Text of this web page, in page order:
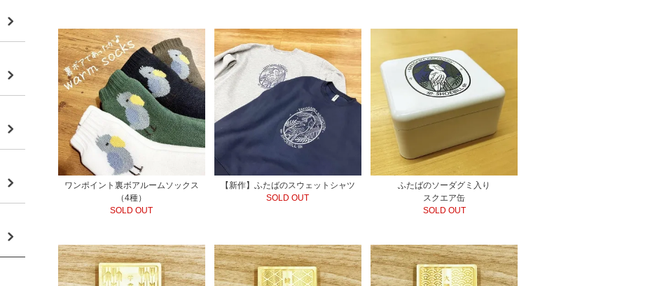
ワンポイント裏ボアルームソックス
（4種）
SOLD OUT
【新作】ふたばのスウェットシャツ
SOLD OUT
ふたばのソーダグミ入り
スクエア缶
SOLD OUT